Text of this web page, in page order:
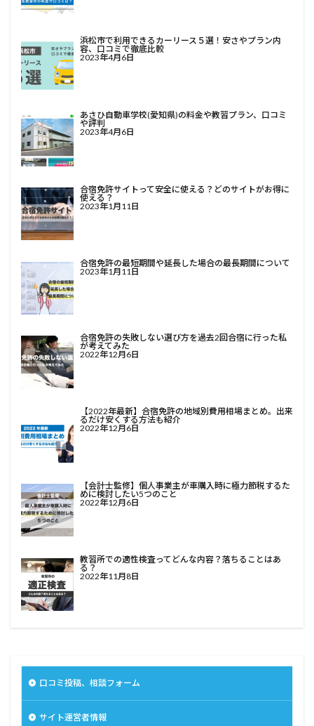
浜松市で利用できるカーリース５選！安さやプラン内
容、口コミで徹底比較
2023年4月6日
あさひ自動車学校(愛知県)の料金や教習プラン、口コミ
や評判
2023年4月6日
合宿免許サイトって安全に使える？どのサイトがお得に
使える？
2023年1月11日
合宿免許の最短期間や延長した場合の最長期間について
2023年1月11日
合宿免許の失敗しない選び方を過去2回合宿に行った私
が考えてみた
2022年12月6日
【2022年最新】合宿免許の地域別費用相場まとめ。出来
るだけ安くする方法も紹介
2022年12月6日
【会計士監修】個人事業主が車購入時に極力節税するた
めに検討したい5つのこと
2022年12月6日
教習所での適性検査ってどんな内容？落ちることはあ
る？
2022年11月8日
口コミ投稿、相談フォーム
サイト運営者情報